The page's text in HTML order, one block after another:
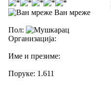
Ван мреже
Пол:
Организација:
Име и презиме:
Поруке: 1.611